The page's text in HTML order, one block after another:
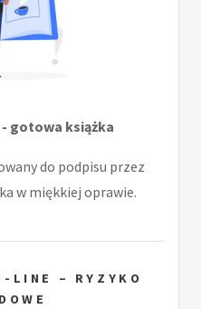
gotowa książka
do podpisu przez
w miękkiej oprawie.
LINE – RYZYKO